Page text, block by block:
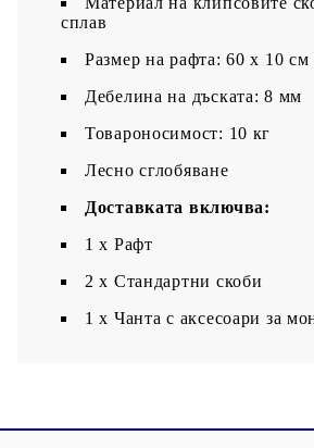
сплав
Размер на рафта: 60 x 10
Дебелина на дъската: 8 мм
Товароносимост: 10 кг
Лесно сглобяване
Доставката включва:
1 х Рафт
2 x Стандартни скоби
1 x Чанта с аксесоари за